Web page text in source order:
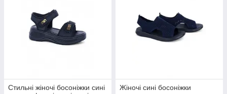
Стильні жіночі босоніжки сині
Жіночі сині босоніжки